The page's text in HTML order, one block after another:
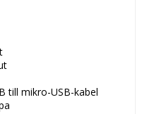
till mikro-USB-kabel